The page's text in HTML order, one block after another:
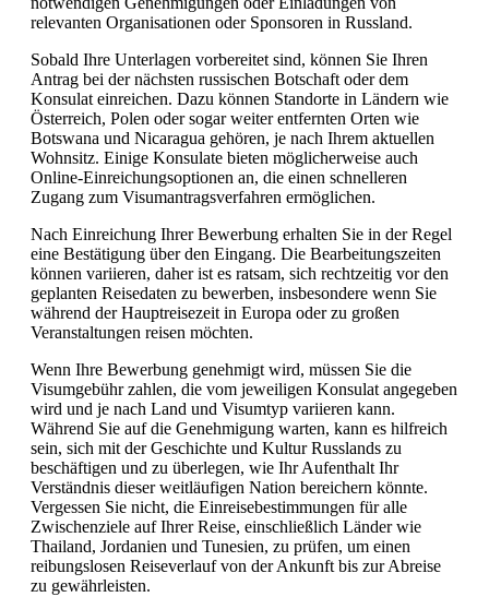
relevanten Organisationen oder Sponsoren in Russland.
Sobald Ihre Unterlagen vorbereitet sind, können Sie Ihren
Antrag bei der nächsten russischen Botschaft oder dem
Konsulat einreichen. Dazu können Standorte in Ländern wie
Österreich, Polen oder sogar weiter entfernten Orten wie
Botswana und Nicaragua gehören, je nach Ihrem aktuellen
Wohnsitz. Einige Konsulate bieten möglicherweise auch
Online-Einreichungsoptionen an, die einen schnelleren
Zugang zum Visumantragsverfahren ermöglichen.
Nach Einreichung Ihrer Bewerbung erhalten Sie in der Regel
eine Bestätigung über den Eingang. Die Bearbeitungszeiten
können variieren, daher ist es ratsam, sich rechtzeitig vor den
geplanten Reisedaten zu bewerben, insbesondere wenn Sie
während der Hauptreisezeit in Europa oder zu großen
Veranstaltungen reisen möchten.
Wenn Ihre Bewerbung genehmigt wird, müssen Sie die
Visumgebühr zahlen, die vom jeweiligen Konsulat angegeben
wird und je nach Land und Visumtyp variieren kann.
Während Sie auf die Genehmigung warten, kann es hilfreich
sein, sich mit der Geschichte und Kultur Russlands zu
beschäftigen und zu überlegen, wie Ihr Aufenthalt Ihr
Verständnis dieser weitläufigen Nation bereichern könnte.
Vergessen Sie nicht, die Einreisebestimmungen für alle
Zwischenziele auf Ihrer Reise, einschließlich Länder wie
Thailand, Jordanien und Tunesien, zu prüfen, um einen
reibungslosen Reiseverlauf von der Ankunft bis zur Abreise
zu gewährleisten.